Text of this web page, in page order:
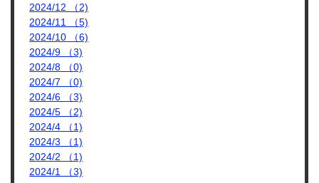
2024/12 （2)
2024/11 （5)
2024/10 （6)
2024/9 （3)
2024/8 （0)
2024/7 （0)
2024/6 （3)
2024/5 （2)
2024/4 （1)
2024/3 （1)
2024/2 （1)
2024/1 （3)